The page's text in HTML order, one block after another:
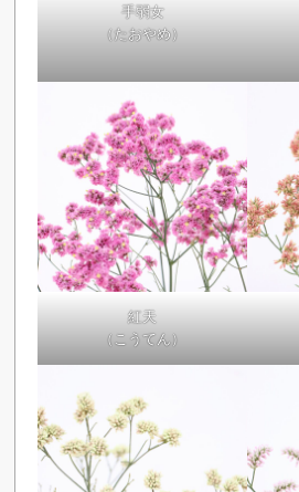
手弱女
（たおやめ）
紅天
（こうてん）